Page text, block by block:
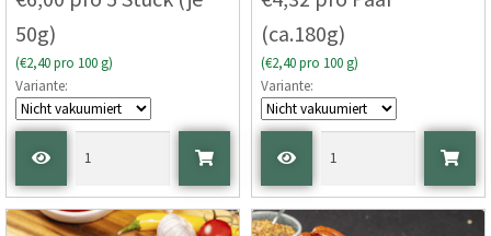
50g)
(€2,40 pro 100 g)
Variante:
(ca.180g)
(€2,40 pro 100 g)
Variante: